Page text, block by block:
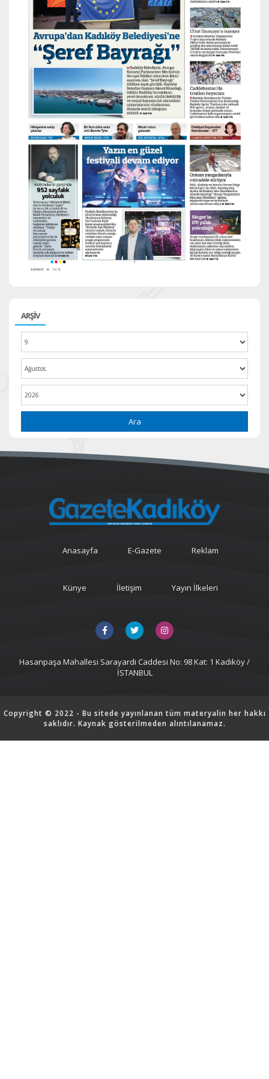
ARŞİV
Ara
Anasayfa E-Gazete Reklam
Künye İletişim Yayın İlkeleri
Hasanpaşa Mahallesi Sarayardi Caddesi No: 98 Kat: 1 Kadıköy /
İSTANBUL
Copyright © 2022 - Bu sitede yayınlanan tüm materyalin her hakkı
saklıdır. Kaynak gösterilmeden alıntılanamaz.